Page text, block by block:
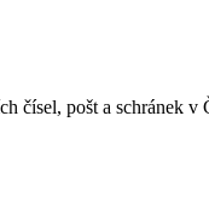
čísel, pošt a schránek v